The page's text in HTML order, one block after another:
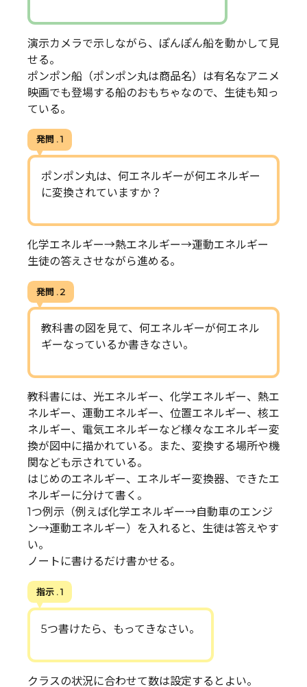
演示カメラで示しながら、ぽんぽん船を動かして見
せる。
ポンポン船（ポンポン丸は商品名）は有名なアニメ
映画でも登場する船のおもちゃなので、生徒も知っ
ている。
発問 . 1
ポンポン丸は、何エネルギーが何エネルギー
に変換されていますか？
化学エネルギー→熱エネルギー→運動エネルギー
生徒の答えさせながら進める。
発問 . 2
教科書の図を見て、何エネルギーが何エネル
ギーなっているか書きなさい。
教科書には、光エネルギー、化学エネルギー、熱エ
ネルギー、運動エネルギー、位置エネルギー、核エ
ネルギー、電気エネルギーなど様々なエネルギー変
換が図中に描かれている。また、変換する場所や機
関なども示されている。
はじめのエネルギー、エネルギー変換器、できたエ
ネルギーに分けて書く。
1つ例示（例えば化学エネルギー→自動車のエンジ
ン→運動エネルギー）を入れると、生徒は答えやす
い。
ノートに書けるだけ書かせる。
指示 . 1
5つ書けたら、もってきなさい。
クラスの状況に合わせて数は設定するとよい。